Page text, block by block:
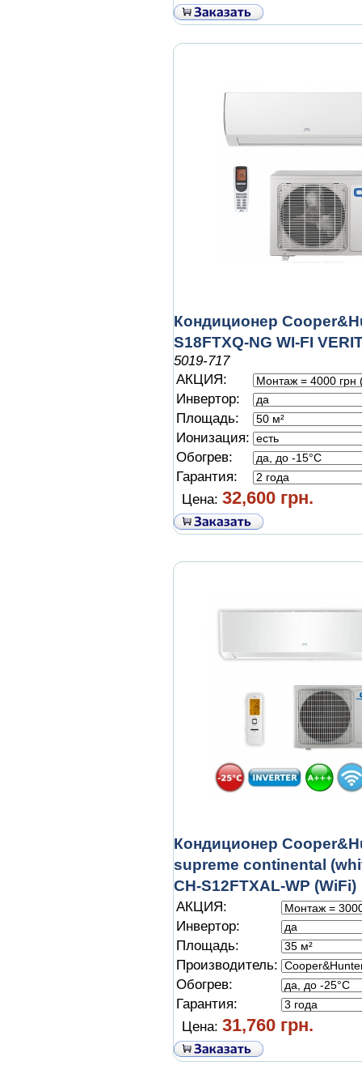
Кондиционер
S18FTXQ-NG WI-FI
5019-717
АКЦИЯ:
Инвертор:
Площадь:
Ионизация:
Обогрев:
Гарантия:
Цена: 32,600 грн.
Кондиционер
supreme continental
CH-S12FTXAL-WP (WiFi)
АКЦИЯ:
Инвертор:
Площадь:
Производитель:
Обогрев:
Гарантия:
Цена: 31,760 грн.